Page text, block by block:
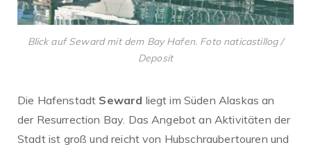
Blick auf Seward mit dem Bay Hafen. Foto naticastillog /
Deposit
Die Hafenstadt Seward liegt im Süden Alaskas an
der Resurrection Bay. Das Angebot an Aktivitäten der
Stadt ist groß und reicht von Hubschraubertouren und